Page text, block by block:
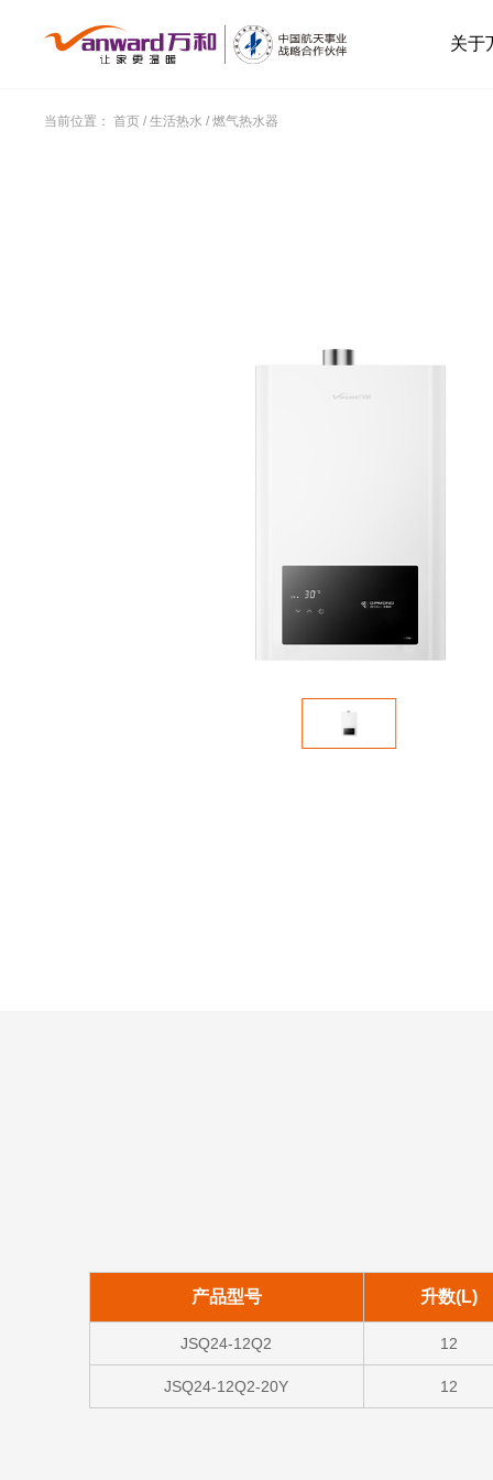
关于
当前位置：首页 /生活热水 /燃气热水器
产品型号 升数(L)
JSQ24-12Q2 12
JSQ24-12Q2-20Y 12